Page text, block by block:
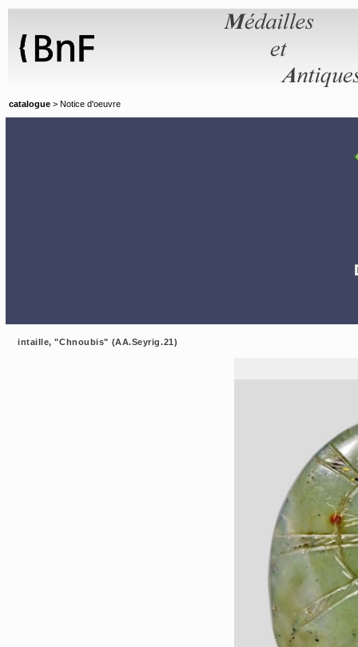
catalogue > Notice d'oeuvre
intaille, "Chnoubis" (AA.Seyrig.21)